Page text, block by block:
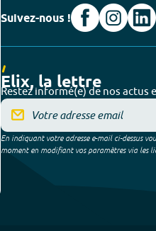
Suivez-nous !
Elix, la lettre
Restez informé(e) de nos actus
En indiquant votre adresse e-mail ci-dessus
moment en modifiant vos paramètres via les